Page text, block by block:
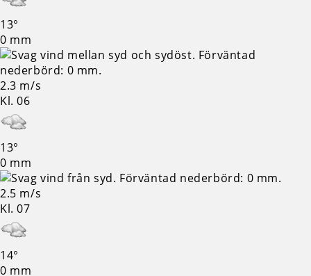
13°
0 mm
2.3 m/s
Kl. 06
13°
0 mm
2.5 m/s
Kl. 07
14°
0 mm